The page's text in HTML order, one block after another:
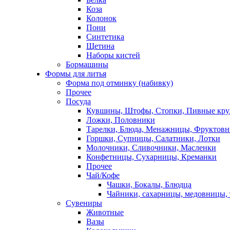
Коза
Колонок
Пони
Синтетика
Щетина
Наборы кистей
Бормашины
Формы для литья
Форма под отминку (набивку)
Прочее
Посуда
Кувшины, Штофы, Стопки, Пивные
Ложки, Половники
Тарелки, Блюда, Менажницы,
Горшки, Супницы, Салатники, Лотки
Молочники, Сливочники, Масленки
Конфетницы, Сухарницы, Креманки
Прочее
Чай/Кофе
Чашки, Бокалы, Блюдца
Чайники, сахарницы, медовницы,
Сувениры
Животные
Вазы